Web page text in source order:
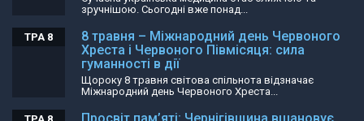
зручнішою. Сьогодні вже понад...
8 травня – Міжнародний день Червоного
Хреста і Червоного Півмісяця: сила
гуманності в дії
ТРА 8
Щороку 8 травня світова спільнота відзначає
Міжнародний день Червоного Хреста...